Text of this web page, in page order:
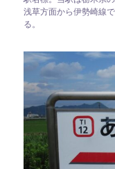
浅草方面から伊勢崎線
る。